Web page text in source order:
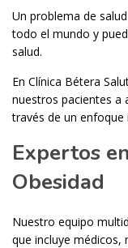
Un problema de
todo el mundo y
salud.
En Clínica Bétera
nuestros pacientes a
través de un enfoque
Expertos
Obesidad
Nuestro equipo
que incluye médicos,